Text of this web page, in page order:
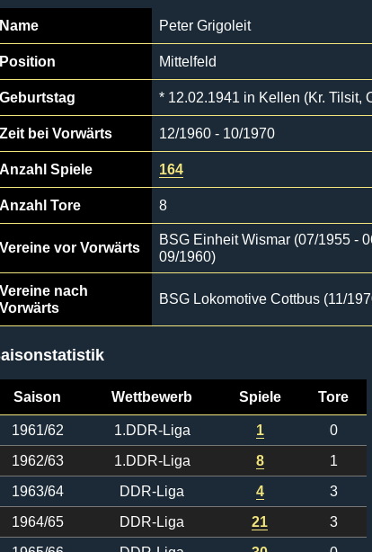
Name Peter Grigoleit
Position Mittelfeld
Geburtstag * 12.02.1941 in Kellen (Kr. Tilsit,
Zeit bei Vorwärts 12/1960 - 10/1970
Anzahl Spiele 164
Anzahl Tore 8
Vereine vor Vorwärts
BSG Einheit Wismar (07/1955 -
09/1960)
Vereine nach
Vorwärts
BSG Lokomotive Cottbus (11/
Saison Wettbewerb Spiele Tore
1961/62 1.DDR-Liga 1
0
1962/63
1.DDR-Liga 8
1
1963/64
DDR-Liga 4
3
1964/65
DDR-Liga 21
3